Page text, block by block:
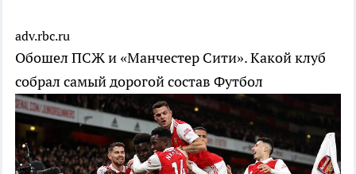
adv.rbc.ru
Обошел ПСЖ и «Манчестер Сити». Какой клуб
собрал самый дорогой состав Футбол